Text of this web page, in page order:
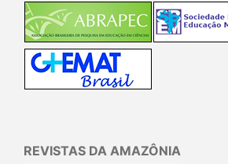
REVISTAS DA AMAZÔNIA